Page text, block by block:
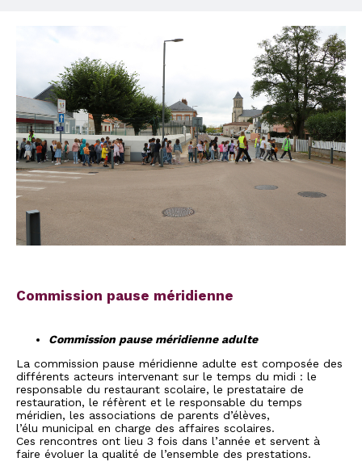
Commission pause méridienne
Commission pause méridienne adulte
La commission pause méridienne adulte est composée des
différents acteurs intervenant sur le temps du midi : le
responsable du restaurant scolaire, le prestataire de
restauration, le réfèrent et le responsable du temps
méridien, les associations de parents d’élèves,
l’élu municipal en charge des affaires scolaires.
Ces rencontres ont lieu 3 fois dans l’année et servent à
faire évoluer la qualité de l’ensemble des prestations.